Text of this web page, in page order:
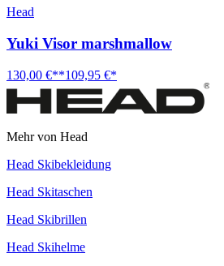
Head
Yuki Visor marshmallow
130,00 €**109,95 €*
Mehr von Head
Head Skibekleidung
Head Skitaschen
Head Skibrillen
Head Skihelme